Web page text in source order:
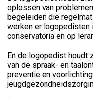
oplossen van
begeleiden die
werken er logopedisten
conservatoria en op
En de logopedist houdt
van de spraak- en
preventie en